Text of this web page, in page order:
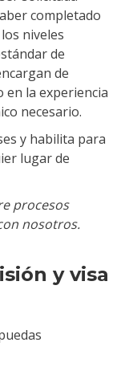
completado
niveles
de
de
la experiencia
necesario.
y habilita para
lugar de
procesos
nosotros.
y visa